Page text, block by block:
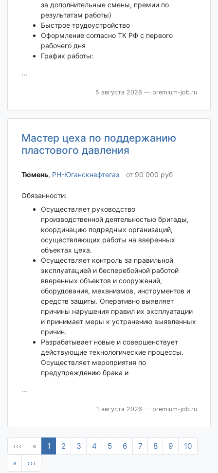
за дополнительные смены, премии по
результатам работы)
Быстрое трудоустройство
Оформление согласно ТК РФ с первого
рабочего дня
График работы:
...
5 августа 2026 — premium-job.ru
Мастер цеха по поддержанию
пластового давления
Тюмень‎, РН-Юганскнефтегаз от 90 000 руб
Обязанности:
Осуществляет руководство
производственной деятельностью бригады,
координацию подрядных организаций,
осуществляющих работы на вверенных
объектах цеха.
Осуществляет контроль за правильной
эксплуатацией и бесперебойной работой
вверенных объектов и сооружений,
оборудования, механизмов, инструментов и
средств защиты. Оперативно выявляет
причины нарушения правил их эксплуатации
и принимает меры к устранению выявленных
причин.
Разрабатывает новые и совершенствует
действующие технологические процессы.
Осуществляет мероприятия по
предупреждению брака и
...
1 августа 2026 — premium-job.ru
‹‹‹ « 1 2 3 4 5 6 7 8 9
10
»
›››